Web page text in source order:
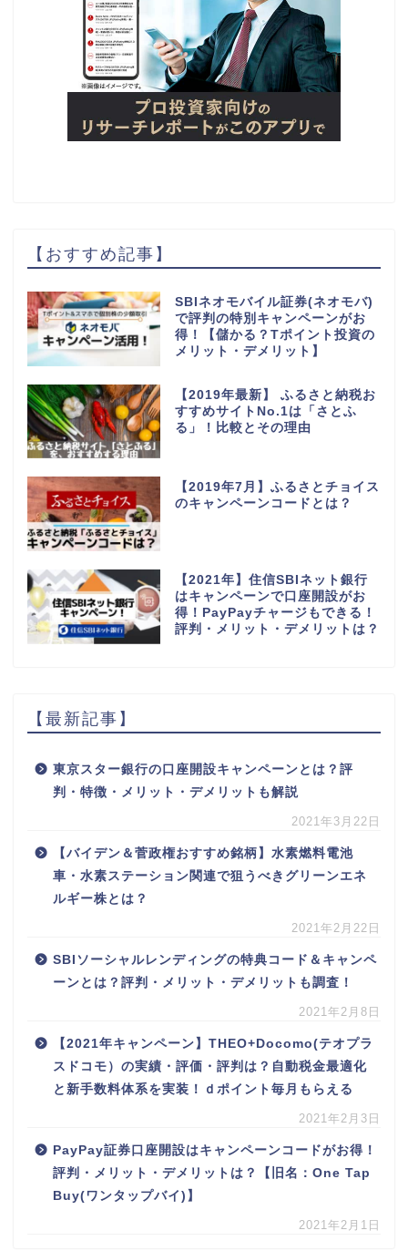
【おすすめ記事】
SBIネオモバイル証券(ネオモバ)
で評判の特別キャンペーンがお
得！【儲かる？Tポイント投資の
メリット・デメリット】
【2019年最新】 ふるさと納税お
すすめサイトNo.1は「さとふ
る」！比較とその理由
【2019年7月】ふるさとチョイス
のキャンペーンコードとは？
【2021年】住信SBIネット銀行
はキャンペーンで口座開設がお
得！PayPayチャージもできる！
評判・メリット・デメリットは？
【最新記事】
東京スター銀行の口座開設キャンペーンとは？評
判・特徴・メリット・デメリットも解説
2021年3月22日
【バイデン＆菅政権おすすめ銘柄】水素燃料電池
車・水素ステーション関連で狙うべきグリーンエネ
ルギー株とは？
2021年2月22日
SBIソーシャルレンディングの特典コード＆キャンペ
ーンとは？評判・メリット・デメリットも調査！
2021年2月8日
【2021年キャンペーン】THEO+Docomo(テオプラ
スドコモ）の実績・評価・評判は？自動税金最適化
と新手数料体系を実装！ｄポイント毎月もらえる
2021年2月3日
PayPay証券口座開設はキャンペーンコードがお得！
評判・メリット・デメリットは？【旧名：One Tap
Buy(ワンタップバイ)】
2021年2月1日